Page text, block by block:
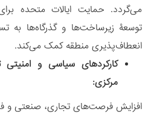
می‌گردد. حمایت ایالات متحده
توسعۀ زیرساخت‌ها و گذرگاه‌ها به
انعطاف‌پذیری منطقه کمک می‌کند.
کارکردهای سیاسی و امنیتی
مرکزی:
افزایش فرصت‌های تجاری، صنعتی و